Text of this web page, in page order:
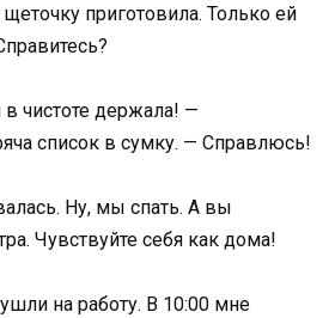
приготовила. Только ей
чистоте держала! —
список в сумку. — Справлюсь!
Ну, мы спать. А вы
Чувствуйте себя как дома!
на работу. В 10:00 мне